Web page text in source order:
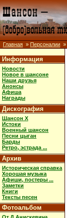
Главная » Персоналии »
Информация
Новости
Новое в шансоне
Наши друзья
Анонсы
Афиша
Награды
Дискография
Шансон X
Истоки
Военный шансон
Песни цыган
Барды
Ретро, эстрада ...
Архив
Историческая справка
Хорошая музыка
Афиши, постеры ...
Заметки
Книги
Тексты песен
Фотоальбом